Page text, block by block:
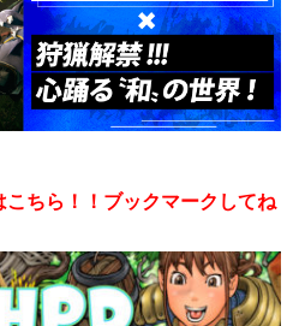
こちら！！ブックマークしてね